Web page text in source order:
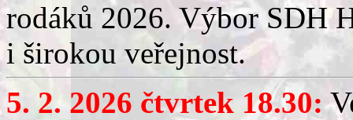
rodáků 2026. Výbor SDH
i širokou veřejnost.
5. 2. 2026 čtvrtek 18.30: